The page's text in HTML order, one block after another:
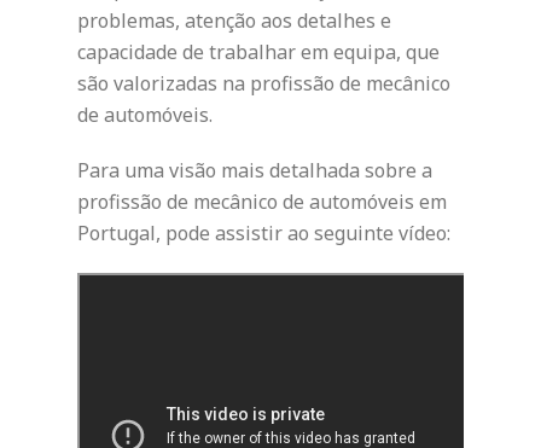
problemas, atenção aos detalhes e
capacidade de trabalhar em equipa, que
são valorizadas na profissão de mecânico
de automóveis.
Para uma visão mais detalhada sobre a
profissão de mecânico de automóveis em
Portugal, pode assistir ao seguinte vídeo: